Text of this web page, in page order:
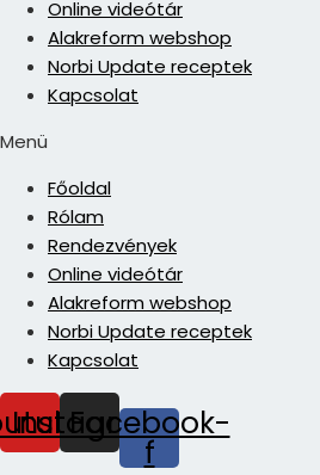
Online videótár
Alakreform webshop
Norbi Update receptek
Kapcsolat
Menü
Főoldal
Rólam
Rendezvények
Online videótár
Alakreform webshop
Norbi Update receptek
Kapcsolat
Instagram
Facebook-
f